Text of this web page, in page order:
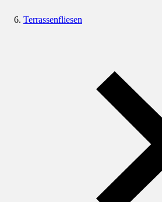
Terrassenfliesen